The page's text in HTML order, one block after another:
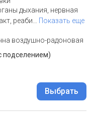
дыхания, нервная
реаби
Показать еще
воздушно-радоновая
подселением)
Выбрать